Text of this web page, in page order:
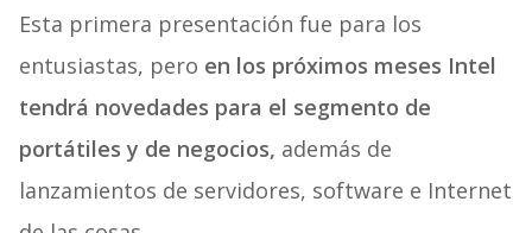
Esta primera presentación fue para los
entusiastas, pero en los próximos meses Intel
tendrá novedades para el segmento de
portátiles y de negocios, además de
lanzamientos de servidores, software e Internet